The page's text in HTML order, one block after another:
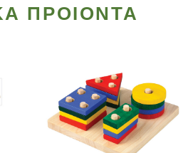
ΠΡΟΙΟΝΤΑ